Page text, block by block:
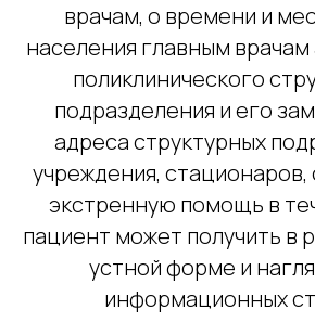
врачам, о времени и
населения главным
поликлинического
подразделения и его
адреса структурных
учреждения,
экстренную помощь в
пациент может получить в
устной форме и
информационных
Будем рады видеть
вас в нашей клинике
и предложим удобное для вас время